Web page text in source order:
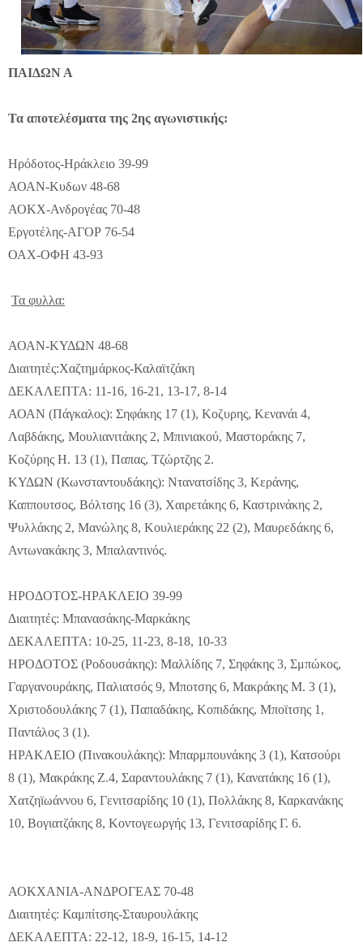
ΠΑΙΔΩΝ Α
Τα αποτελέσματα της 2ης αγωνιστικής:
Ηρόδοτος-Ηράκλειο 39-99
ΑΟΑΝ-Κυδων 48-68
ΑΟΚΧ-Ανδρογέας 70-48
Εργοτέλης-ΑΓΟΡ 76-54
ΟΑΧ-ΟΦΗ 43-93
Τα φυλλα:
ΑΟΑΝ-ΚΥΔΩΝ 48-68
Διαιτητές:Χαζτημάρκος-Καλαϊτζάκη
ΔΕΚΑΛΕΠΤΑ: 11-16, 16-21, 13-17, 8-14
ΑΟΑΝ (Πάγκαλος): Σηφάκης 17 (1), Κοζυρης, Κενανάι 4,
Λαβδάκης, Μουλιανιτάκης 2, Μπινιακού, Μαστοράκης 7,
Κοζύρης Η. 13 (1), Παπας, Τζώρτζης 2.
ΚΥΔΩΝ (Κωνσταντουδάκης): Ντανατσίδης 3, Κεράνης,
Καππουτσος, Βόλτσης 16 (3), Χαιρετάκης 6, Καστρινάκης 2,
Ψυλλάκης 2, Μανώλης 8, Κουλιεράκης 22 (2), Μαυρεδάκης 6,
Αντωνακάκης 3, Μπαλαντινός.
ΗΡΟΔΟΤΟΣ-ΗΡΑΚΛΕΙΟ 39-99
Διαιτητές: Μπανασάκης-Μαρκάκης
ΔΕΚΑΛΕΠΤΑ: 10-25, 11-23, 8-18, 10-33
ΗΡΟΔΟΤΟΣ (Ροδουσάκης): Μαλλίδης 7, Σηφάκης 3, Σμπώκος,
Γαργανουράκης, Παλιατσός 9, Μποτσης 6, Μακράκης Μ. 3 (1),
Χριστοδουλάκης 7 (1), Παπαδάκης, Κοπιδάκης, Μποϊτσης 1,
Παντάλος 3 (1).
ΗΡΑΚΛΕΙΟ (Πινακουλάκης): Μπαρμπουνάκης 3 (1), Κατσούρι
8 (1), Μακράκης Ζ.4, Σαραντουλάκης 7 (1), Κανατάκης 16 (1),
Χατζηϊωάννου 6, Γενιτσαρίδης 10 (1), Πολλάκης 8, Καρκανάκης
10, Βογιατζάκης 8, Κοντογεωργής 13, Γενιτσαρίδης Γ. 6.
ΑΟΚΧΑΝΙΑ-ΑΝΔΡΟΓΕΑΣ 70-48
Διαιτητές: Καμπίτσης-Σταυρουλάκης
ΔΕΚΑΛΕΠΤΑ: 22-12, 18-9, 16-15, 14-12